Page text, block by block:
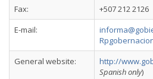
Fax:
+507 212 2126
E-mail:
General website:
http://
Spanish only)